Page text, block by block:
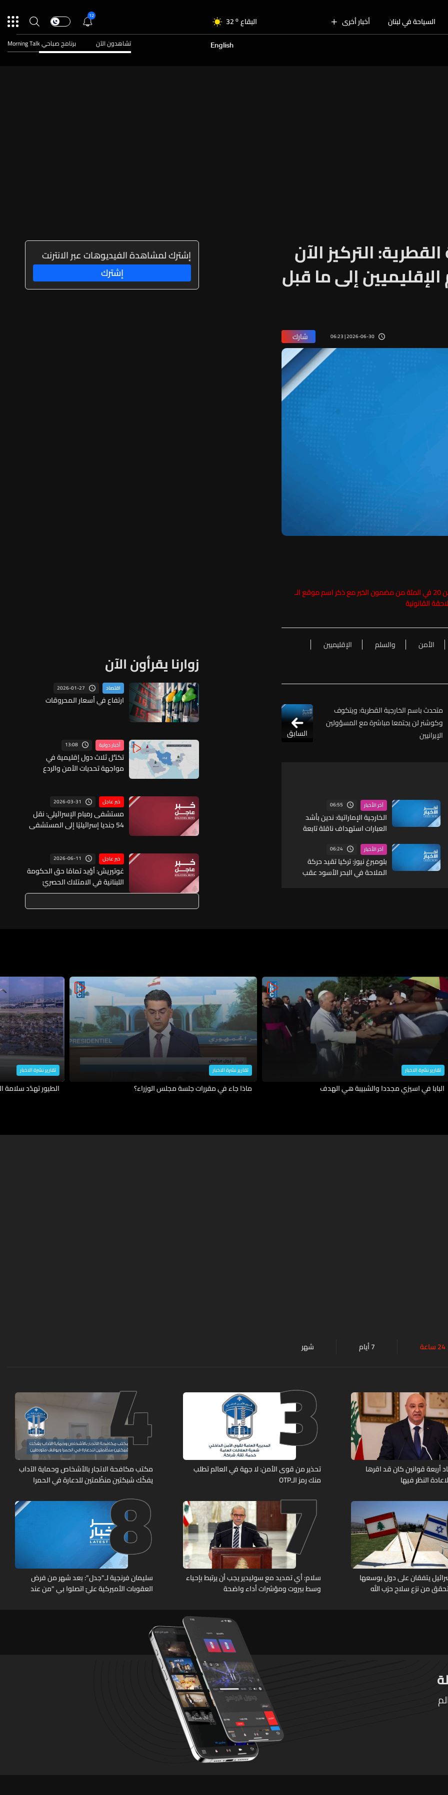
السياحة في لبنان أخبار أخرى البقاع 32 o
الجنوب 30o
31
12
English تشاهدون الآن برنامج صباحي Morning Talk
التركيز الآن
إلى ما قبل
2026-06-30 | 06:23 شارك
حفاظاً على حقوق الملكية الفكرية يرجى عدم نسخ ما يزيد عن 20 في المئة من مضمون الخبر مع ذكر اسم موقع الـ
الأمن والسلم
الإقليميين
متحدث باسم الخارجية القطرية: ويتكوف
وكوشنر لن يجتمعا مباشرة مع المسؤولين
الإيرانيين
السابق
آخر الأخبار 06:55
الخارجية الإماراتية: ندين بأشد
العبارات استهداف ناقلة تابعة
هرمز
آخر الأخبار 06:24
بلومبرغ نيوز: تركيا تقيد حركة
الملاحة في البحر الأسود عقب
إشترك لمشاهدة الفيديوهات عبر الانترنت
إشترك
زوارنا يقرأون الآن
اقتصاد 2026-01-27
ارتفاع في أسعار المحروقات
أخبار دولية 13:08
تكتُّل ثلاث دول إقليمية في
مواجهة تحديات الأمن والردع
خبر عاجل 2026-03-31
مستشفى رمبام الإسرائيلي: نقل
54 جنديا إسرائيليًا إلى المستشفى
خبر عاجل 2026-06-11
غوتيريش: أؤيد تمامًا حق الحكومة
اللبنانية في الامتلاك الحصريّ
للسلاح
تقارير نشرة الاخبار
البابا في اسيزي مجددا والشبيبة هي الهدف
تقارير نشرة الاخبار
ماذا جاء في مقررات جلسة مجلس الوزراء؟
تقارير نشرة الاخبار
الطيور تهدّد سلامة
24 ساعة 7 أيام شهر
أربعة قوانين كان قد اقرها
النظر فيها
3
تحذير من قوى الأمن: لا جهة في العالم تطلب
منك رمز الـOTP
4
مكتب مكافحة الاتجار بالأشخاص وحماية الآداب
يفكّك شبكتين منظّمتين للدعارة في الحمرا
يتفقان على دول بوسعها
من نزع سلاح حزب الله
7
سلام: أي تمديد مع سوليدير يجب أن يرتبط بإحياء
وسط بيروت ومؤشرات أداء واضحة
8
سليمان فرنجية لـ"جدل": بعد شهر من فرض
العقوبات الأميركية عليّ اتصلوا بي "من عند